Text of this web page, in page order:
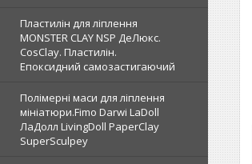
Пластилін для ліплення
MONSTER CLAY NSP ДеЛюкс.
CosClay. Пластилін.
Епоксидний самозастигаючий
Полімерні маси для ліплення
мініатюри.Fimo Darwi LaDoll
ЛаДолл LivingDoll PaperClay
SuperSculpey